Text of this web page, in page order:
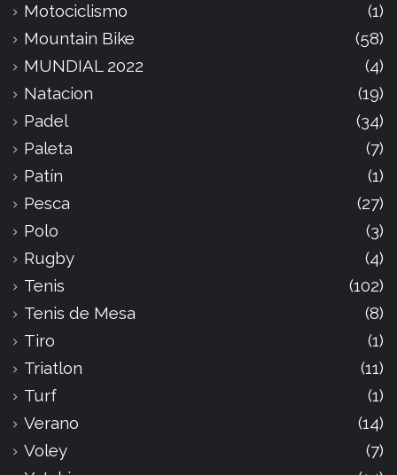
Motociclismo
(1)
Mountain Bike
(58)
MUNDIAL 2022
(4)
Natacion
(19)
Padel
(34)
Paleta
(7)
Patín
(1)
Pesca
(27)
Polo
(3)
Rugby
(4)
Tenis
(102)
Tenis de Mesa
(8)
Tiro
(1)
Triatlon
(11)
Turf
(1)
Verano
(14)
Voley
(7)